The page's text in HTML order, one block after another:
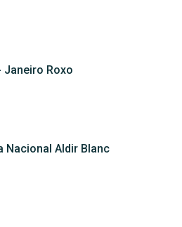
Janeiro Roxo
Nacional Aldir Blanc